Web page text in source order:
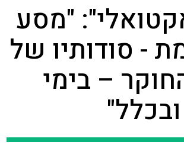
"מסע
- סודותיו של
– בימי